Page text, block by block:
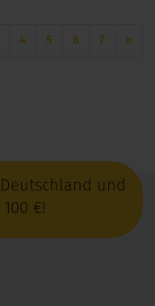
4 5 6 7 »
und
€!